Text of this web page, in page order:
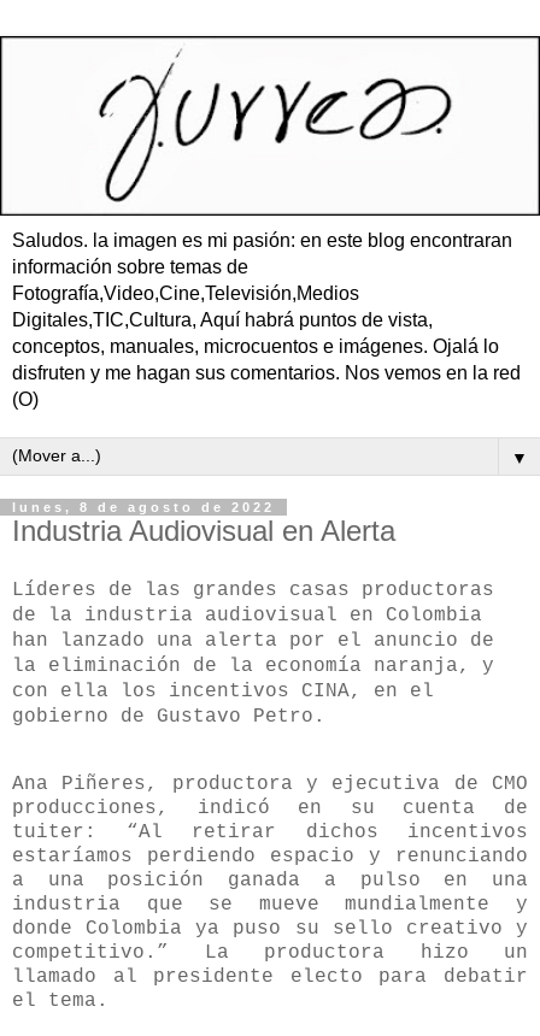
Saludos. la imagen es mi pasión: en este blog encontraran
información sobre temas de
Fotografía,Video,Cine,Televisión,Medios
Digitales,TIC,Cultura, Aquí habrá puntos de vista,
conceptos, manuales, microcuentos e imágenes. Ojalá lo
disfruten y me hagan sus comentarios. Nos vemos en la red
(O)
▼
lunes, 8 de agosto de 2022
Industria Audiovisual en Alerta
Líderes de las grandes casas productoras
de la industria audiovisual en Colombia
han lanzado una alerta por el anuncio de
la eliminación de la economía naranja, y
con ella los incentivos CINA, en el
gobierno de Gustavo Petro.
Ana Piñeres, productora y ejecutiva de CMO
producciones, indicó en su cuenta de
tuiter: “Al retirar dichos incentivos
estaríamos perdiendo espacio y renunciando
a una posición ganada a pulso en una
industria que se mueve mundialmente y
donde Colombia ya puso su sello creativo y
competitivo.” La productora hizo un
llamado al presidente electo para debatir
el tema.